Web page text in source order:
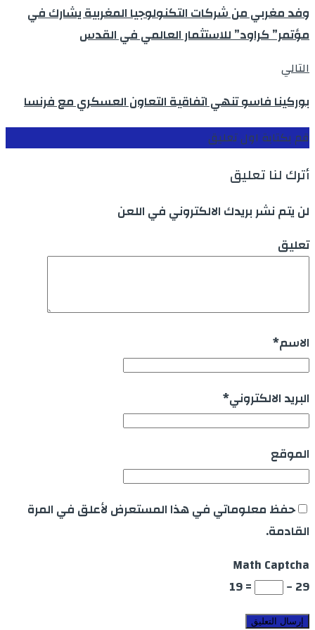
وفد مغربي من شركات التكنولوجيا المغربية يشارك في
مؤتمر” كراود” للاستثمار العالمي في القدس
التالي
بوركينا فاسو تنهي اتفاقية التعاون العسكري مع فرنسا
قم بكتابة اول تعليق
أترك لنا تعليق
لن يتم نشر بريدك الالكتروني في اللعن
تعليق
الاسم*
البريد الالكتروني*
الموقع
حفظ معلوماتي في هذا المستعرض لأعلق في المرة
القادمة.
Math Captcha
29 −
= 19